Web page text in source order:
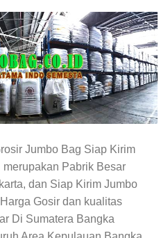
Jumbo Bag Siap Kirim
Pabrik Besar
dan Siap Kirim Jumbo
Gosir dan kualitas
Di Sumatera Bangka